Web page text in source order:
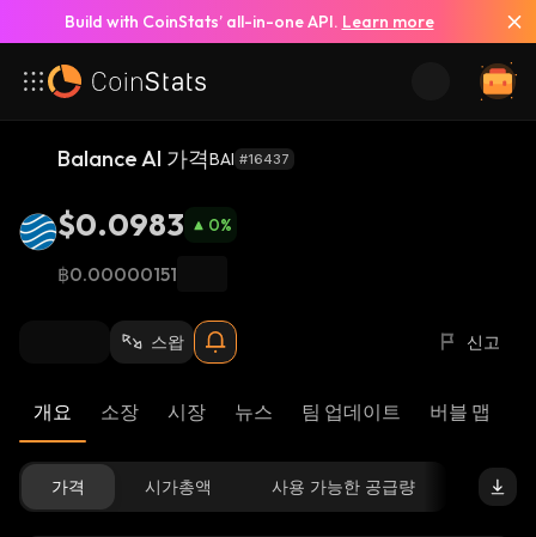
Build with CoinStats’ all-in-one API. Learn more
Balance AI 가격BAI #16437
$0.0983 0%
฿0.00000151
스왑 신고
개요 소장 시장 뉴스 팀 업데이트 버블 맵
가격 시가총액 사용 가능한 공급량